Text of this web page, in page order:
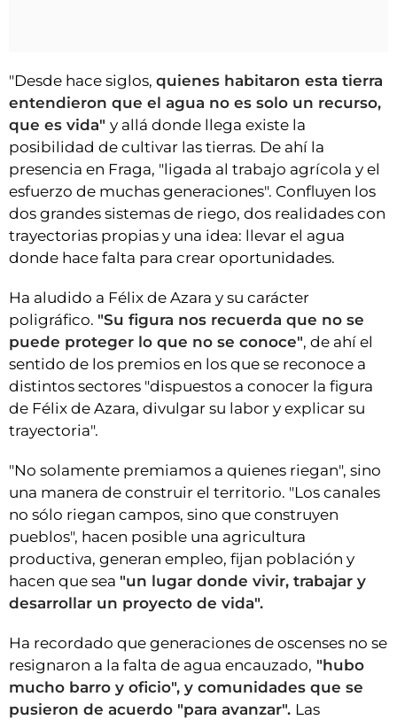
"Desde hace siglos, quienes habitaron esta tierra
entendieron que el agua no es solo un recurso,
que es vida" y allá donde llega existe la
posibilidad de cultivar las tierras. De ahí la
presencia en Fraga, "ligada al trabajo agrícola y el
esfuerzo de muchas generaciones". Confluyen los
dos grandes sistemas de riego, dos realidades con
trayectorias propias y una idea: llevar el agua
donde hace falta para crear oportunidades.
Ha aludido a Félix de Azara y su carácter
poligráfico. "Su figura nos recuerda que no se
puede proteger lo que no se conoce", de ahí el
sentido de los premios en los que se reconoce a
distintos sectores "dispuestos a conocer la figura
de Félix de Azara, divulgar su labor y explicar su
trayectoria".
"No solamente premiamos a quienes riegan", sino
una manera de construir el territorio. "Los canales
no sólo riegan campos, sino que construyen
pueblos", hacen posible una agricultura
productiva, generan empleo, fijan población y
hacen que sea "un lugar donde vivir, trabajar y
desarrollar un proyecto de vida".
Ha recordado que generaciones de oscenses no se
resignaron a la falta de agua encauzado, "hubo
mucho barro y oficio", y comunidades que se
pusieron de acuerdo "para avanzar". Las